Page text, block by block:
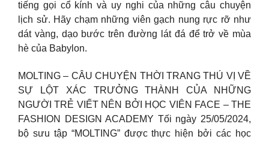
tiếng gọi cổ kính và uy nghi của những câu chuyện
lịch sử. Hãy chạm những viên gạch nung rực rỡ như
dát vàng, dạo bước trên đường lát đá để trở về mùa
hè của Babylon.
MOLTING – CÂU CHUYỆN THỜI TRANG THÚ VỊ VỀ
SỰ LỘT XÁC TRƯỞNG THÀNH CỦA NHỮNG
NGƯỜI TRẺ VIẾT NÊN BỞI HỌC VIÊN FACE – THE
FASHION DESIGN ACADEMY Tối ngày 25/05/2024,
bộ sưu tập “MOLTING” được thực hiện bởi các học